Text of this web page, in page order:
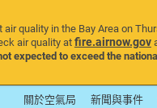
quality in the Bay Area on
air quality atfire.airnow.gov
expected to exceed the
關於空氣局 新聞與事件